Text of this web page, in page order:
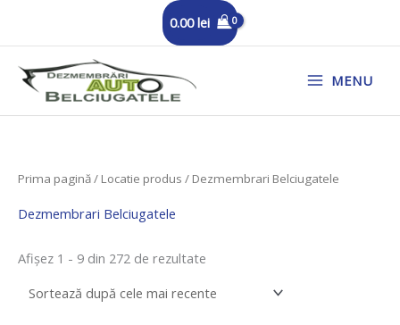
0.00lei
MENU
Prima pagină/ Locatie produs / Dezmembrari Belciugatele
Dezmembrari Belciugatele
Afișez 1 - 9 din 272 de rezultate
Sortat
după